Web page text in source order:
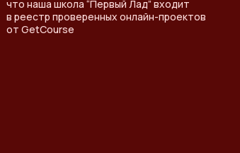
что наша школа “Первый Лад” входит
в реестр проверенных онлайн-проектов
от GetCourse